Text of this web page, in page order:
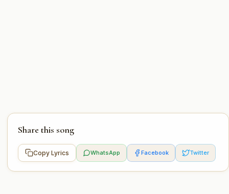
Share this song
Copy Lyrics WhatsApp Facebook Twitter